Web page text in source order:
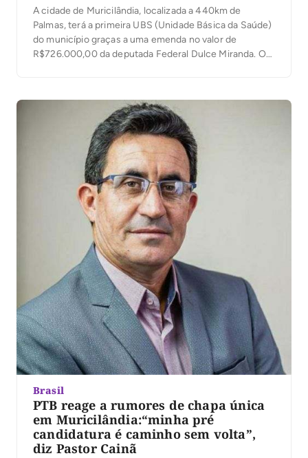
A cidade de Muricilândia, localizada a 440km de
Palmas, terá a primeira UBS (Unidade Básica da Saúde)
do município graças a uma emenda no valor de
R$726.000,00 da deputada Federal Dulce Miranda. O
unidade será entregue […]
Brasil
PTB reage a rumores de chapa única
em Muricilândia:“minha pré
candidatura é caminho sem volta”,
diz Pastor Cainã